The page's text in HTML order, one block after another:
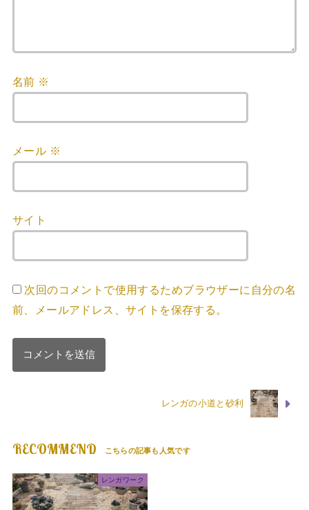
名前 ※
メール ※
サイト
次回のコメントで使用するためブラウザーに自分の名
前、メールアドレス、サイトを保存する。
レンガの小道と砂利
RECOMMEND
レンガワーク